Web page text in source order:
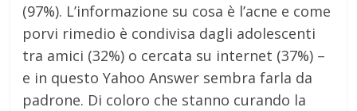
(97%). L’informazione su cosa è l’acne e come
porvi rimedio è condivisa dagli adolescenti
tra amici (32%) o cercata su internet (37%) –
e in questo Yahoo Answer sembra farla da
padrone. Di coloro che stanno curando la